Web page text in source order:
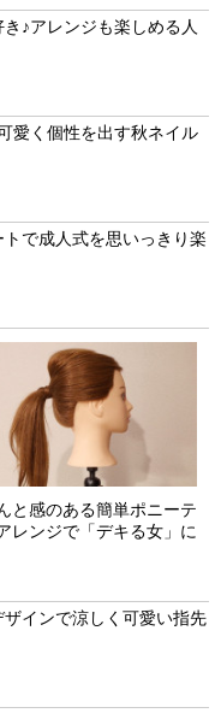
♪アレンジも楽しめる人
愛く個性を出す秋ネイル
で成人式を思いっきり楽
と感のある簡単ポニーテ
レンジで「デキる女」に
ザインで涼しく可愛い指先